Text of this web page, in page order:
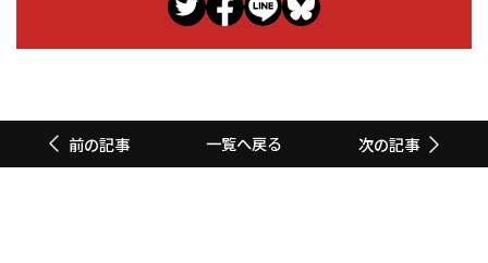
前の記事 一覧へ戻る 次の記事